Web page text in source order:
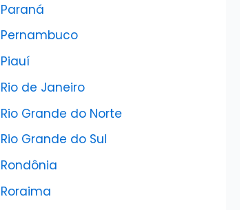
Paraná
Pernambuco
Piauí
Rio de Janeiro
Rio Grande do Norte
Rio Grande do Sul
Rondônia
Roraima